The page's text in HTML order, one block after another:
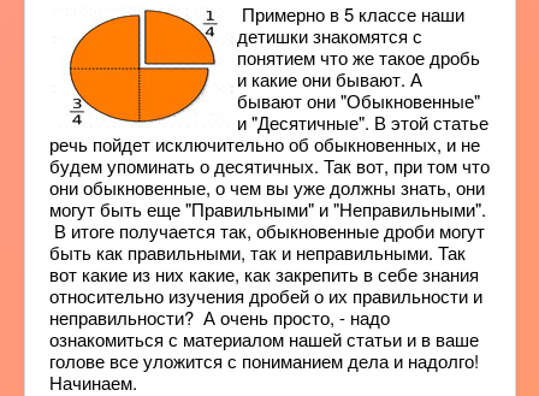
Примерно в 5 классе наши
детишки знакомятся с
понятием что же такое дробь
и какие они бывают. А
бывают они "Обыкновенные"
и "Десятичные". В этой статье
речь пойдет исключительно об обыкновенных, и не
будем упоминать о десятичных. Так вот, при том что
они обыкновенные, о чем вы уже должны знать, они
могут быть еще "Правильными" и "Неправильными".
В итоге получается так, обыкновенные дроби могут
быть как правильными, так и неправильными. Так
вот какие из них какие, как закрепить в себе знания
относительно изучения дробей о их правильности и
неправильности? А очень просто, - надо
ознакомиться с материалом нашей статьи и в ваше
голове все уложится с пониманием дела и надолго!
Начинаем.